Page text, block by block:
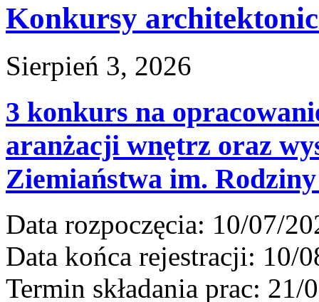
Konkursy
Sierpień 3, 2026
3 konkurs na
aranżacji wnętrz oraz
Ziemiaństwa im.
Data rozpoczęcia: 10/07/
Data końca rejestracji: 10/
Termin składania prac: 21/